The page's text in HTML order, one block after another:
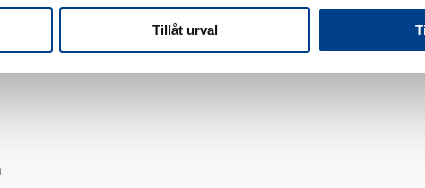
Tillåt urval